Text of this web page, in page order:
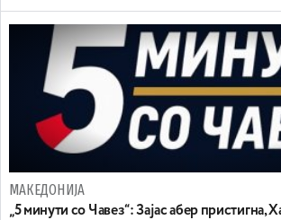
МАКЕДОНИЈА
„5 минути со Чавез“: Зајас абер пристигна,